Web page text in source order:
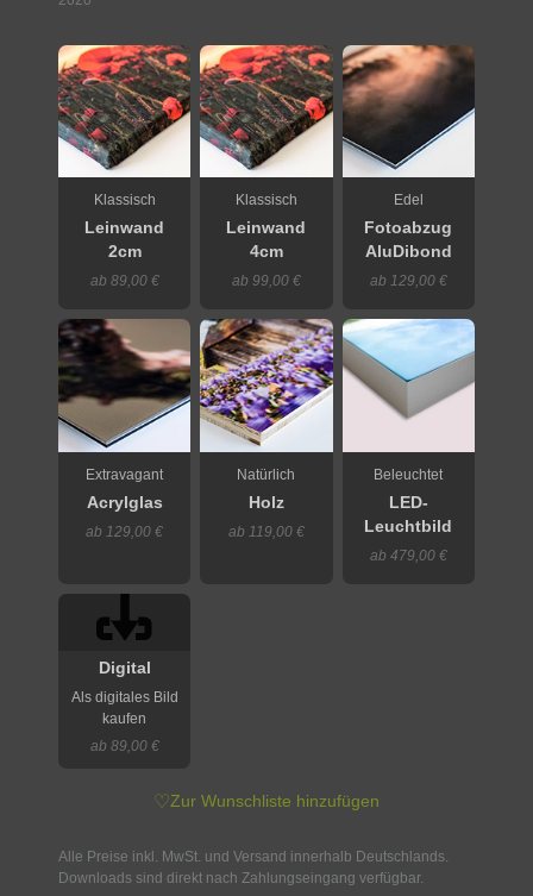
Klassisch
Leinwand
2cm
ab 89,00 €
Klassisch
Leinwand
4cm
ab 99,00 €
Edel
Fotoabzug
AluDibond
ab 129,00 €
Extravagant
Acrylglas
ab 129,00 €
Natürlich
Holz
ab 119,00 €
Beleuchtet
LED-
Leuchtbild
ab 479,00 €
Digital
Als digitales Bild
kaufen
ab 89,00 €
♡Zur Wunschliste hinzufügen
Alle Preise inkl. MwSt. und Versand innerhalb Deutschlands.
Downloads sind direkt nach Zahlungseingang verfügbar.